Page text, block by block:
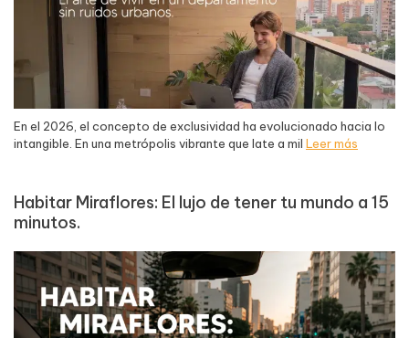
En el 2026, el concepto de exclusividad ha evolucionado hacia lo
intangible. En una metrópolis vibrante que late a mil Leer más
Habitar Miraflores: El lujo de tener tu mundo a 15
minutos.